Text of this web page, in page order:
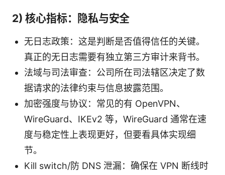
2) 核心指标：隐私与安全
无日志政策：这是判断是否值得信任的关键。
真正的无日志需要有独立第三方审计来背书。
法域与司法审查：公司所在司法辖区决定了数
据请求的法律约束与信息披露范围。
加密强度与协议：常见的有 OpenVPN、
WireGuard、IKEv2 等，WireGuard 通常在速
度与稳定性上表现更好，但要看具体实现细
节。
Kill switch/防 DNS 泄漏：确保在 VPN 断线时